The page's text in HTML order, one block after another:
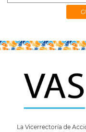
La Vicerrectoría de